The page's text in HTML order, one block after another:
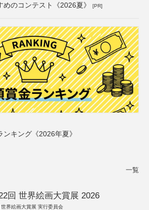
めのコンテスト《2026夏》 [PR]
キング《2026年夏》
一覧
回 世界絵画大賞展 2026
世界絵画大賞展 実行委員会